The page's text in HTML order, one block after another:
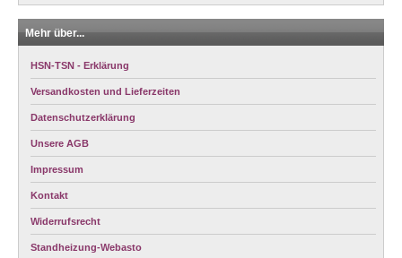
Mehr über...
HSN-TSN - Erklärung
Versandkosten und Lieferzeiten
Datenschutzerklärung
Unsere AGB
Impressum
Kontakt
Widerrufsrecht
Standheizung-Webasto